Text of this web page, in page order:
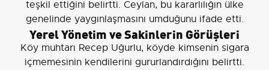
teşkil ettiğini belirtti. Ceylan, bu kararlılığın ülke
genelinde yaygınlaşmasını umduğunu ifade etti.
Yerel Yönetim ve Sakinlerin Görüşleri
Köy muhtarı Recep Uğurlu, köyde kimsenin sigara
içmemesinin kendilerini gururlandırdığını belirtti.